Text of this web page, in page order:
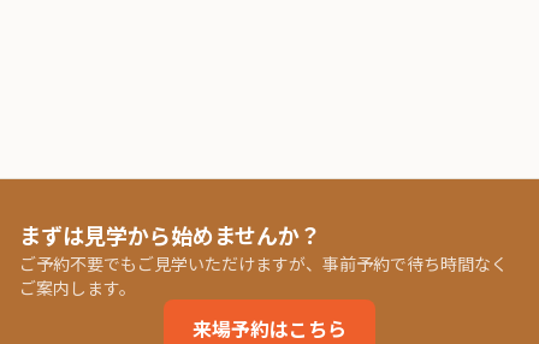
まずは見学から始めませんか？
ご予約不要でもご見学いただけますが、事前予約で待ち時間なく
ご案内します。
来場予約はこちら